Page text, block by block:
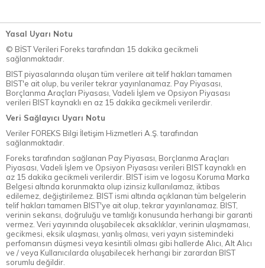
Yasal Uyarı Notu
© BİST Verileri Foreks tarafından 15 dakika gecikmeli
sağlanmaktadır.
BIST piyasalarında oluşan tüm verilere ait telif hakları tamamen
BIST'e ait olup, bu veriler tekrar yayınlanamaz. Pay Piyasası,
Borçlanma Araçları Piyasası, Vadeli İşlem ve Opsiyon Piyasası
verileri BIST kaynaklı en az 15 dakika gecikmeli verilerdir.
Veri Sağlayıcı Uyarı Notu
Veriler FOREKS Bilgi İletişim Hizmetleri A.Ş. tarafından
sağlanmaktadır.
Foreks tarafından sağlanan Pay Piyasası, Borçlanma Araçları
Piyasası, Vadeli İşlem ve Opsiyon Piyasası verileri BIST kaynaklı en
az 15 dakika gecikmeli verilerdir. BIST isim ve logosu Koruma Marka
Belgesi altında korunmakta olup izinsiz kullanılamaz, iktibas
edilemez, değiştirilemez. BIST ismi altında açıklanan tüm belgelerin
telif hakları tamamen BIST'ye ait olup, tekrar yayınlanamaz. BIST,
verinin sekansı, doğruluğu ve tamlığı konusunda herhangi bir garanti
vermez. Veri yayınında oluşabilecek aksaklıklar, verinin ulaşmaması,
gecikmesi, eksik ulaşması, yanlış olması, veri yayın sistemindeki
perfomansın düşmesi veya kesintili olması gibi hallerde Alıcı, Alt Alıcı
ve / veya Kullanıcılarda oluşabilecek herhangi bir zarardan BIST
sorumlu değildir.